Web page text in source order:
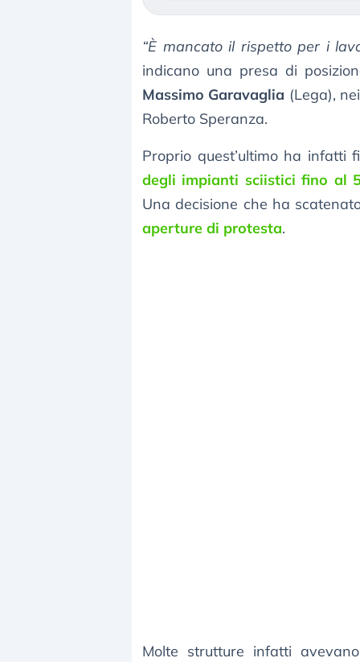
“È mancato il rispetto per i
indicano una presa di
Massimo Garavaglia (Lega),
Roberto Speranza.
Proprio quest’ultimo ha infatti
degli impianti sciistici fino al
Una decisione che ha
aperture di protesta.
Molte strutture infatti